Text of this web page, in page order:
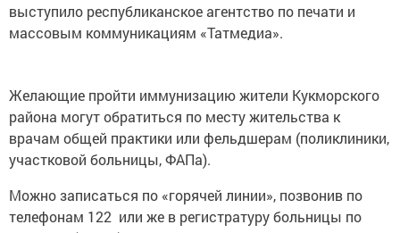
выступило республиканское агентство по печати и
массовым коммуникациям «Татмедиа».
Желающие пройти иммунизацию жители Кукморского
района могут обратиться по месту жительства к
врачам общей практики или фельдшерам (поликлиники,
участковой больницы, ФАПа).
Можно записаться по «горячей линии», позвонив по
телефонам 122 или же в регистратуру больницы по